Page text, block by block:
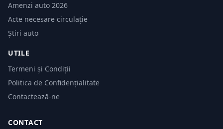
Amenzi auto 2026
Acte necesare circulație
Știri auto
UTILE
Termeni și Condiții
Politica de Confidențialitate
Contactează-ne
CONTACT